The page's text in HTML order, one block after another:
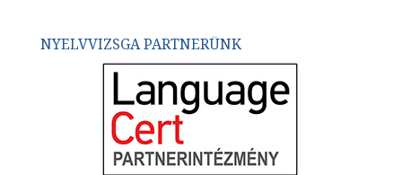
NYELVVIZSGA PARTNERÜNK